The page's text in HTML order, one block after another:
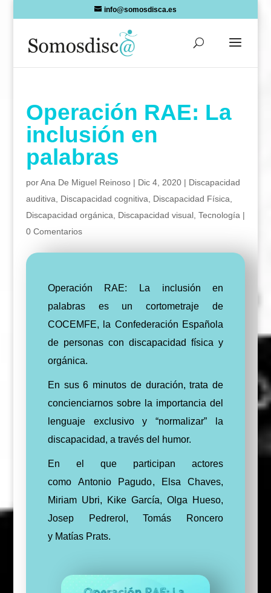
info@somosdisca.es
Operación RAE: La
inclusión en
palabras
porAna De Miguel Reinoso| Dic 4, 2020| Discapacidad
auditiva
Discapacidad cognitiva Discapacidad Física
Discapacidad orgánica
Discapacidad visual, Tecnología |
0 Comentarios
Operación RAE: La inclusión en
palabras es un cortometraje de
COCEMFE, la Confederación Española
de personas con discapacidad física y
orgánica.
En sus 6 minutos de duración, trata de
concienciarnos sobre la importancia del
lenguaje exclusivo y “normalizar” la
discapacidad, a través del humor.
En el que participan actores
comoAntonio Pagudo, Elsa Chaves,
Miriam Ubri, Kike García, Olga Hueso,
Josep Pedrerol ,
Tomás Roncero
y Matías Prats.